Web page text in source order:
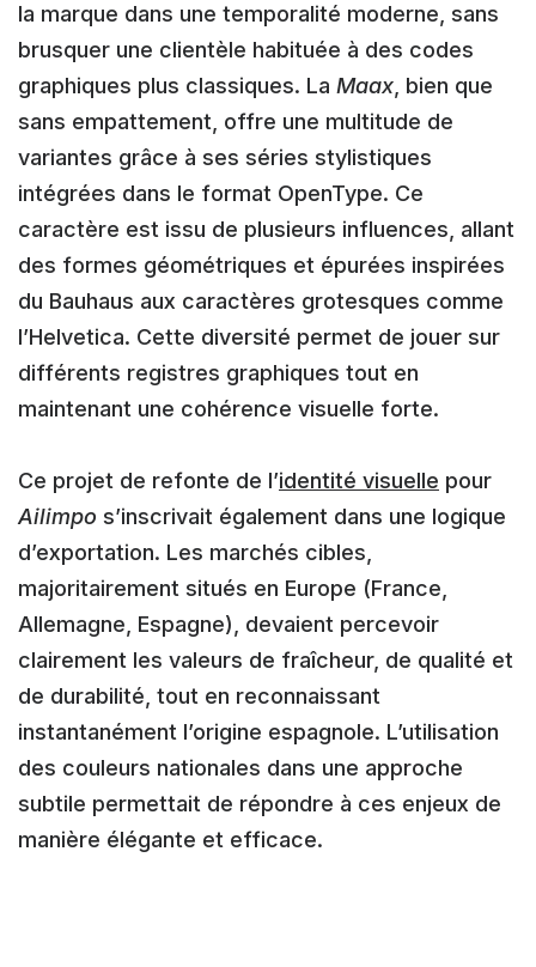
la marque dans une temporalité moderne, sans
brusquer une clientèle habituée à des codes
graphiques plus classiques. La Maax, bien que
sans empattement, offre une multitude de
variantes grâce à ses séries stylistiques
intégrées dans le format OpenType. Ce
caractère est issu de plusieurs influences, allant
des formes géométriques et épurées inspirées
du Bauhaus aux caractères grotesques comme
l’Helvetica. Cette diversité permet de jouer sur
différents registres graphiques tout en
maintenant une cohérence visuelle forte.
Ce projet de refonte de l’identité visuelle pour
Ailimpo s’inscrivait également dans une logique
d’exportation. Les marchés cibles,
majoritairement situés en Europe (France,
Allemagne, Espagne), devaient percevoir
clairement les valeurs de fraîcheur, de qualité et
de durabilité, tout en reconnaissant
instantanément l’origine espagnole. L’utilisation
des couleurs nationales dans une approche
subtile permettait de répondre à ces enjeux de
manière élégante et efficace.